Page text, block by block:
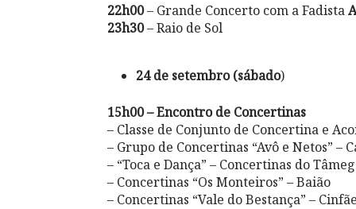
22h00– Grande Concerto com a Fadista
23h30– Raio de Sol
24 de setembro (sábado)
15h00 – Encontro de Concertinas
– Classe de Conjunto de Concertina e
– Grupo de Concertinas “Avô e Netos” –
– “Toca e Dança” – Concertinas do
– Concertinas “Os Monteiros” – Baião
– Concertinas “Vale do Bestança” –